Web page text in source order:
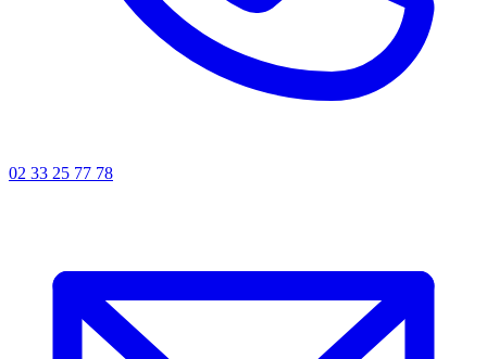
02 33 25 77 78